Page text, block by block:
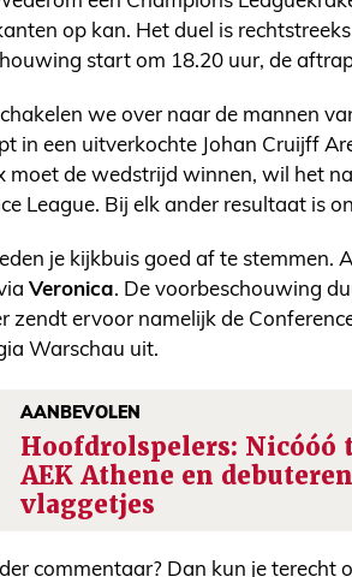
op kan. Het duel is
start om 18.20 uur, de
we over naar de mannen
in een uitverkochte Johan Cruijff
moet de wedstrijd winnen, wil het
League. Bij elk ander resultaat is
je kijkbuis goed af te stemmen.
Veronica. De voorbeschouwing
zendt ervoor namelijk de
Warschau uit.
AANBEVOLEN
Hoofdrolspelers: Nicóóó
AEK Athene en
vlaggetjes
commentaar? Dan kun je terecht